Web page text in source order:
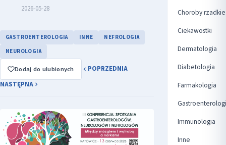
2026-05-28
GASTROENTEROLOGIA INNE
NEFROLOGIA
NEUROLOGIA
Dodaj do ulubionych
POPRZEDNIA
NASTĘPNA
Choroby rzadkie
Ciekawostki
Dermatologia
Diabetologia
Farmakologia
Immunologia
Inne